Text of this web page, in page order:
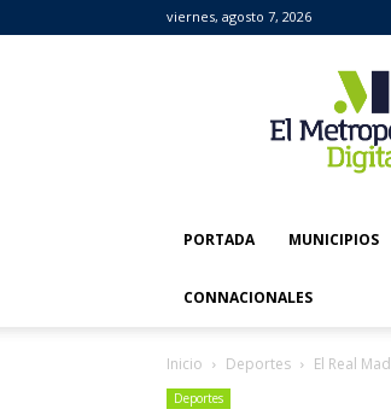
viernes, agosto 7, 2026
Metropolitano
Digital
PORTADA MUNICIPIOS
CONNACIONALES
Inicio Deportes El Real
Deportes